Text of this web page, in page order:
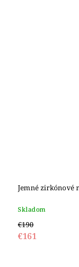
Jemné zirkónové
Skladom
€190
€161